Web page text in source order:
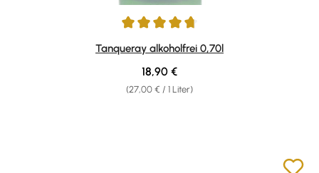
Durchschnittliche Bewertung von 4.63 von 5 Sternen
Tanqueray alkoholfrei 0,70l
(27,00 € / 1 Liter)
Regulärer Preis:
18,90 €